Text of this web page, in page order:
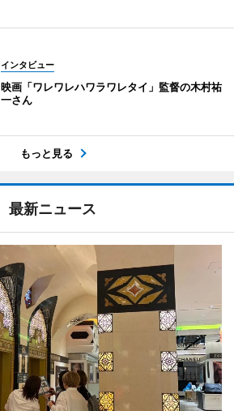
インタビュー
映画「ワレワレハワラワレタイ」監督の木村祐
一さん
もっと見る
最新ニュース